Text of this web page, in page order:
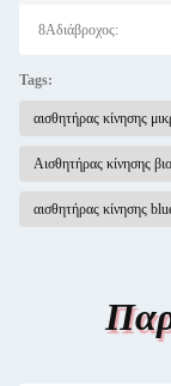
8Αδιάβροχος:
Tags:
αισθητήρας κίνησης
Αισθητήρας κίνησης
αισθητήρας κίνησης